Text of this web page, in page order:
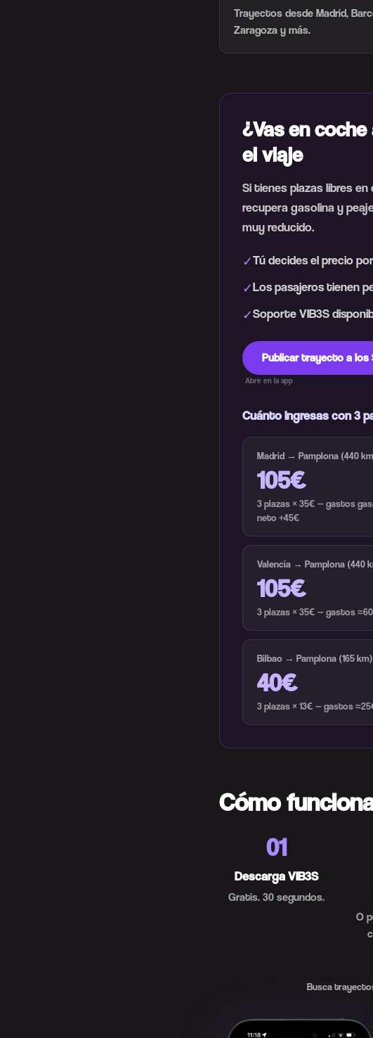
Trayectos desde Madrid,
Zaragoza y más.
¿Vas en
el viaje
Si tienes plazas libres
recupera gasolina y
muy reducido.
✓Tú decides el precio
✓Los pasajeros tienen
✓Soporte VIB3S
Publicar trayecto a los
Abre en la app
Cuánto ingresas con 3
Madrid → Pamplona (440
105€
3 plazas × 35€ — gastos
neto +45€
Valencia → Pamplona (440
105€
3 plazas × 35€ — gastos
Bilbao → Pamplona (165 km)
40€
3 plazas × 13€ — gastos
Cómo
01
Descarga VIB3S
Gratis. 30 segundos.
O
Busca